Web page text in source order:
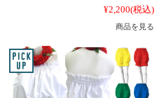
¥2,200(税込)
商品を見る